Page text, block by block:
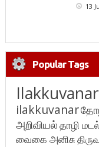
13
Popular Tags
ilakkuvanar
அறிவியல்தாழி
வைகை அனிசு